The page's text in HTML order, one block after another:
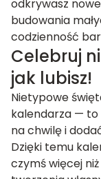
odkrywasz
budowania
codzienność
Celebruj
jak lubisz!
Nietypowe
kalendarza —
na chwilę i
Dzięki temu
czymś więcej